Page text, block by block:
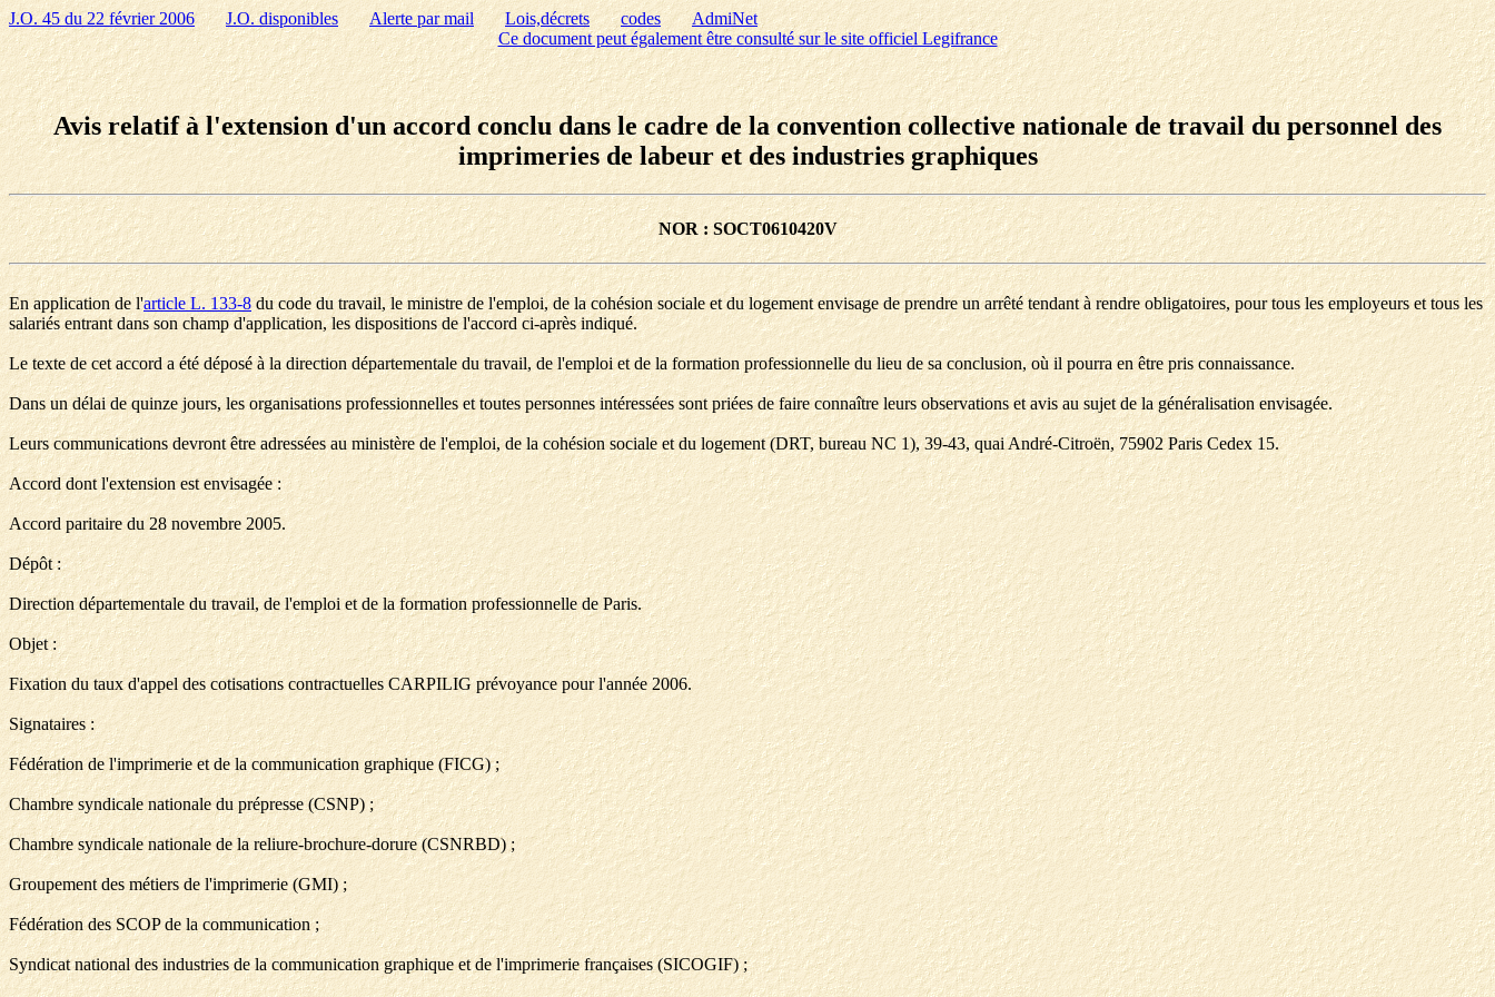
J.O. 45 du 22 février 2006 J.O. disponibles Alerte par mail Lois,décrets codes
AdmiNet
Ce document peut également être consulté sur le site officiel Legifrance
Avis relatif à l'extension d'un accord conclu dans le cadre de la convention collective nationale de travail du personnel des
imprimeries de labeur et des industries graphiques
NOR : SOCT0610420V
En application de l'article L. 133-8du code du travail, le ministre de l'emploi, de la cohésion sociale et du logement envisage de prendre un arrêté tendant à rendre obligatoires, pour tous les employeurs et tous les
salariés entrant dans son champ d'application, les dispositions de l'accord ci-après indiqué.
Le texte de cet accord a été déposé à la direction départementale du travail, de l'emploi et de la formation professionnelle du lieu de sa conclusion, où il pourra en être pris connaissance.
Dans un délai de quinze jours, les organisations professionnelles et toutes personnes intéressées sont priées de faire connaître leurs observations et avis au sujet de la généralisation envisagée.
Leurs communications devront être adressées au ministère de l'emploi, de la cohésion sociale et du logement (DRT, bureau NC 1), 39-43, quai André-Citroën, 75902 Paris Cedex 15.
Accord dont l'extension est envisagée :
Accord paritaire du 28 novembre 2005.
Dépôt :
Direction départementale du travail, de l'emploi et de la formation professionnelle de Paris.
Objet :
Fixation du taux d'appel des cotisations contractuelles CARPILIG prévoyance pour l'année 2006.
Signataires :
Fédération de l'imprimerie et de la communication graphique (FICG) ;
Chambre syndicale nationale du prépresse (CSNP) ;
Chambre syndicale nationale de la reliure-brochure-dorure (CSNRBD) ;
Groupement des métiers de l'imprimerie (GMI) ;
Fédération des SCOP de la communication ;
Syndicat national des industries de la communication graphique et de l'imprimerie françaises (SICOGIF) ;